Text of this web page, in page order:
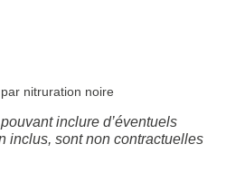
nitruration noire
inclure d’éventuels
inclus, sont non contractuelles